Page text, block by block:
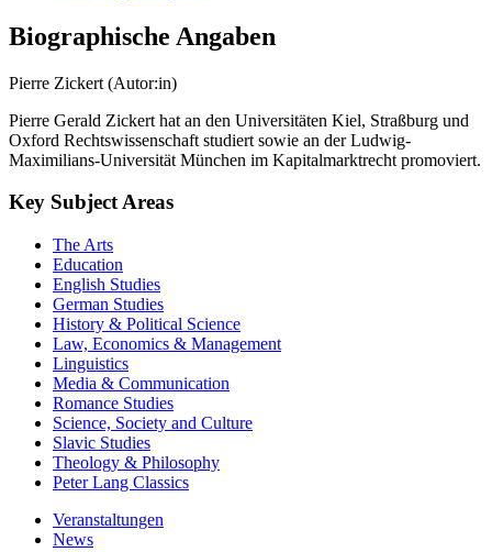
Biographische Angaben
Pierre Zickert (Autor:in)
Pierre Gerald Zickert hat an den Universitäten Kiel, Straßburg und
Oxford Rechtswissenschaft studiert sowie an der Ludwig-
Maximilians-Universität München im Kapitalmarktrecht promoviert.
Key Subject Areas
The Arts
Education
English Studies
German Studies
History & Political Science
Law, Economics & Management
Linguistics
Media & Communication
Romance Studies
Science, Society and Culture
Slavic Studies
Theology & Philosophy
Peter Lang Classics
Veranstaltungen
News